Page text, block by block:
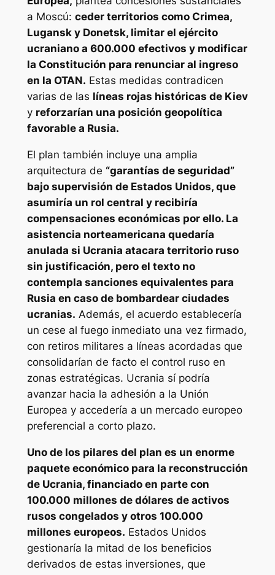
a Moscú: ceder territorios como Crimea,
Lugansk y Donetsk, limitar el ejército
ucraniano a 600.000 efectivos y modificar
la Constitución para renunciar al ingreso
en la OTAN. Estas medidas contradicen
varias de las líneas rojas históricas de Kiev
y reforzarían una posición geopolítica
favorable a Rusia.
El plan también incluye una amplia
arquitectura de “garantías de seguridad”
bajo supervisión de Estados Unidos, que
asumiría un rol central y recibiría
compensaciones económicas por ello. La
asistencia norteamericana quedaría
anulada si Ucrania atacara territorio ruso
sin justificación, pero el texto no
contempla sanciones equivalentes para
Rusia en caso de bombardear ciudades
ucranias. Además, el acuerdo establecería
un cese al fuego inmediato una vez firmado,
con retiros militares a líneas acordadas que
consolidarían de facto el control ruso en
zonas estratégicas. Ucrania sí podría
avanzar hacia la adhesión a la Unión
Europea y accedería a un mercado europeo
preferencial a corto plazo.
Uno de los pilares del plan es un enorme
paquete económico para la reconstrucción
de Ucrania, financiado en parte con
100.000 millones de dólares de activos
rusos congelados y otros 100.000
millones europeos. Estados Unidos
gestionaría la mitad de los beneficios
derivados de estas inversiones, que